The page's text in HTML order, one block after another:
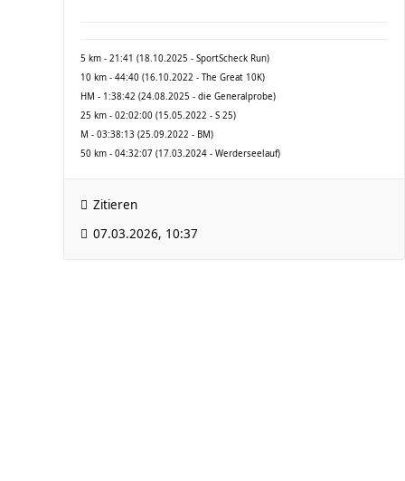
5 km - 21:41 (18.10.2025 - SportScheck Run)
10 km - 44:40 (16.10.2022 - The Great 10K)
HM - 1:38:42 (24.08.2025 - die Generalprobe)
25 km - 02:02:00 (15.05.2022 - S 25)
M - 03:38:13 (25.09.2022 - BM)
50 km - 04:32:07 (17.03.2024 - Werderseelauf)
Zitieren
07.03.2026, 10:37